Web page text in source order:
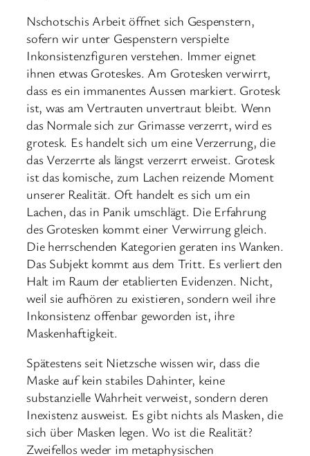
Nschotschis Arbeit öffnet sich Gespenstern,
sofern wir unter Gespenstern verspielte
Inkonsistenzfiguren verstehen. Immer eignet
ihnen etwas Groteskes. Am Grotesken verwirrt,
dass es ein immanentes Aussen markiert. Grotesk
ist, was am Vertrauten unvertraut bleibt. Wenn
das Normale sich zur Grimasse verzerrt, wird es
grotesk. Es handelt sich um eine Verzerrung, die
das Verzerrte als längst verzerrt erweist. Grotesk
ist das komische, zum Lachen reizende Moment
unserer Realität. Oft handelt es sich um ein
Lachen, das in Panik umschlägt. Die Erfahrung
des Grotesken kommt einer Verwirrung gleich.
Die herrschenden Kategorien geraten ins Wanken.
Das Subjekt kommt aus dem Tritt. Es verliert den
Halt im Raum der etablierten Evidenzen. Nicht,
weil sie aufhören zu existieren, sondern weil ihre
Inkonsistenz offenbar geworden ist, ihre
Maskenhaftigkeit.
Spätestens seit Nietzsche wissen wir, dass die
Maske auf kein stabiles Dahinter, keine
substanzielle Wahrheit verweist, sondern deren
Inexistenz ausweist. Es gibt nichts als Masken, die
sich über Masken legen. Wo ist die Realität?
Zweifellos weder im metaphysischen